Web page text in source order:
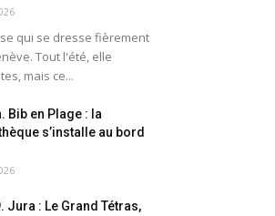
qui se dresse fièrement
Tout l'été, elle
mais ce...
Bib en Plage : la
s’installe au bord
Jura : Le Grand Tétras,